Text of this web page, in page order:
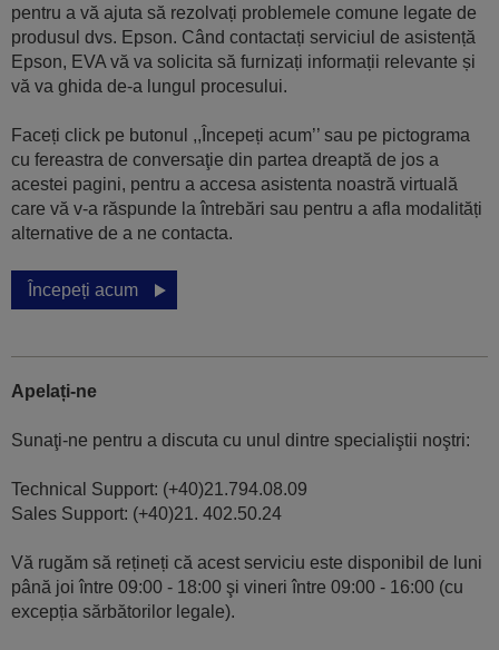
pentru a vă ajuta să rezolvați problemele comune legate de
produsul dvs. Epson. Când contactați serviciul de asistență
Epson, EVA vă va solicita să furnizați informații relevante și
vă va ghida de-a lungul procesului.
Faceți click pe butonul ,,Începeți acum’’ sau pe pictograma
cu fereastra de conversaţie din partea dreaptă de jos a
acestei pagini, pentru a accesa asistenta noastră virtuală
care vă v-a răspunde la întrebări sau pentru a afla modalități
alternative de a ne contacta.
Începeți acum
Apelați-ne
Sunaţi-ne pentru a discuta cu unul dintre specialiştii noştri:
Technical Support: (+40)21.794.08.09
Sales Support: (+40)21. 402.50.24
Vă rugăm să rețineți că acest serviciu este disponibil de luni
până joi între 09:00 - 18:00 şi vineri între 09:00 - 16:00 (cu
excepția sărbătorilor legale).